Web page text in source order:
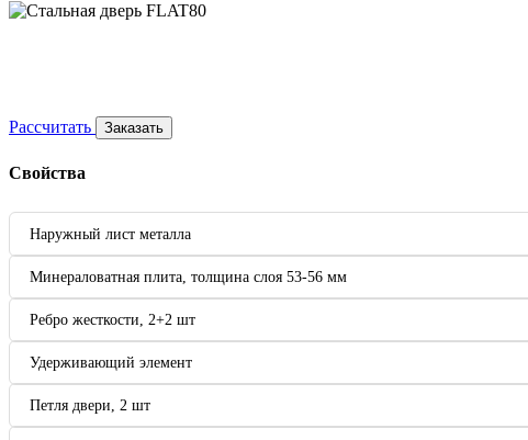
Рассчитать Заказать
Свойства
Наружный лист металла
Минераловатная плита, толщина слоя 53-56 мм
Ребро жесткости, 2+2 шт
Удерживающий элемент
Петля двери, 2 шт